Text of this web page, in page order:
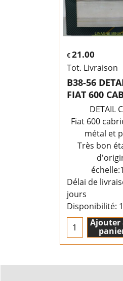
€21.00
Tot. Livraison
B38-56
FIAT 600
DETAIL
Fiat 600
métal et
Très bon
Délai de
jours
Disponibilité: 1
Ajouter